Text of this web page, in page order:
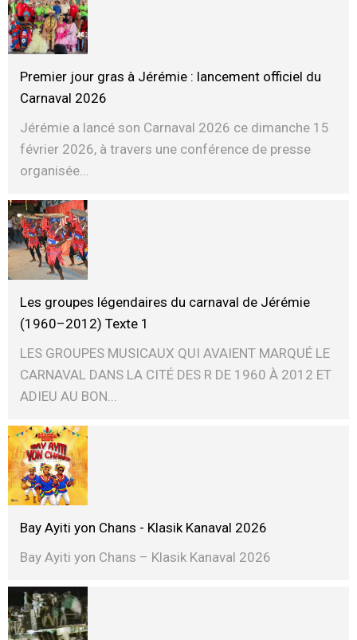
Premier jour gras à Jérémie : lancement officiel du
Carnaval 2026
Jérémie a lancé son Carnaval 2026 ce dimanche 15
février 2026, à travers une conférence de presse
organisée...
Les groupes légendaires du carnaval de Jérémie
(1960–2012) Texte 1
LES GROUPES MUSICAUX QUI AVAIENT MARQUÉ LE
CARNAVAL DANS LA CITÉ DES R DE 1960 À 2012 ET
ADIEU AU BON...
Bay Ayiti yon Chans - Klasik Kanaval 2026
Bay Ayiti yon Chans – Klasik Kanaval 2026